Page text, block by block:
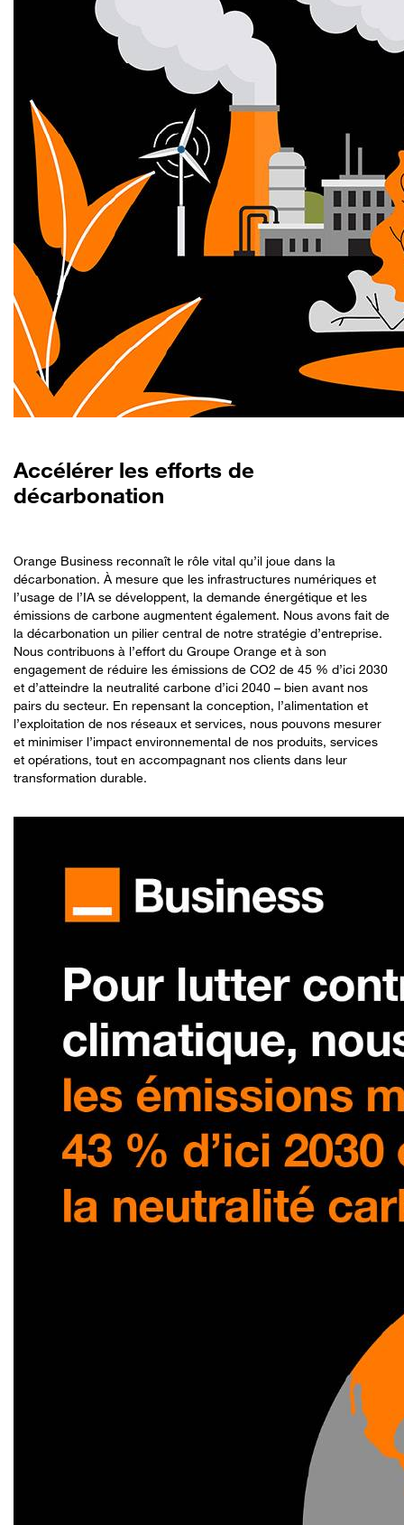
Accélérer les efforts de
décarbonation
Orange Business reconnaît le rôle vital qu’il joue dans la
décarbonation. À mesure que les infrastructures numériques et
l’usage de l’IA se développent, la demande énergétique et les
émissions de carbone augmentent également. Nous avons fait de
la décarbonation un pilier central de notre stratégie d’entreprise.
Nous contribuons à l’effort du Groupe Orange et à son
engagement de réduire les émissions de CO2 de 45 % d’ici 2030
et d’atteindre la neutralité carbone d’ici 2040 – bien avant nos
pairs du secteur. En repensant la conception, l’alimentation et
l’exploitation de nos réseaux et services, nous pouvons mesurer
et minimiser l’impact environnemental de nos produits, services
et opérations, tout en accompagnant nos clients dans leur
transformation durable.